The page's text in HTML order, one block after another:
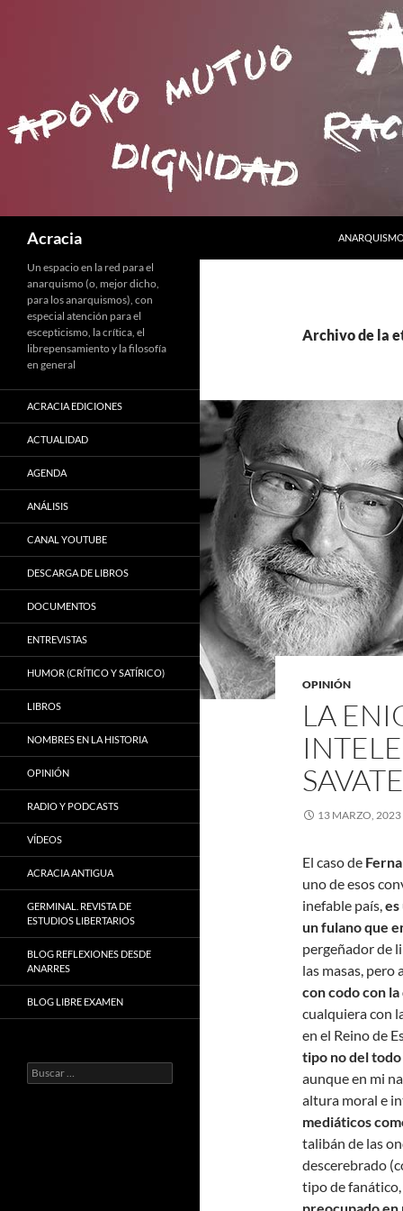
Acracia
Archivo de la
OPINIÓN
LA
13 MARZO, 2023
El caso de
uno de esos
inefable país,es
un fulano que
pergeñador de
las masas,
con codo con
cualquiera con
en el Reino de
tipo no del
aunque en mi
altura moral e
mediáticos
talibán de las
descerebrado
tipo de
Un espacio en la red para el
anarquismo (o, mejor dicho,
para los anarquismos), con
especial atención para el
escepticismo, la crítica, el
librepensamiento y la filosofía
en general
ACRACIA EDICIONES
ACTUALIDAD
AGENDA
ANÁLISIS
CANAL YOUTUBE
DESCARGA DE LIBROS
DOCUMENTOS
ENTREVISTAS
HUMOR (CRÍTICO Y SATÍRICO)
LIBROS
NOMBRES EN LA HISTORIA
OPINIÓN
RADIO Y PODCASTS
VÍDEOS
ACRACIA ANTIGUA
GERMINAL. REVISTA DE
ESTUDIOS LIBERTARIOS
BLOG REFLEXIONES DESDE
ANARRES
BLOG LIBRE EXAMEN
Buscar: